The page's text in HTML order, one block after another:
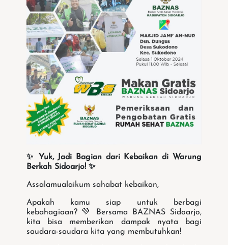
✨ Yuk, Jadi Bagian dari Kebaikan di Warung
Berkah Sidoarjo! ✨
Assalamualaikum sahabat kebaikan,
Apakah kamu siap untuk berbagi
kebahagiaan? 💚 Bersama BAZNAS Sidoarjo,
kita bisa memberikan dampak nyata bagi
saudara-saudara kita yang membutuhkan!